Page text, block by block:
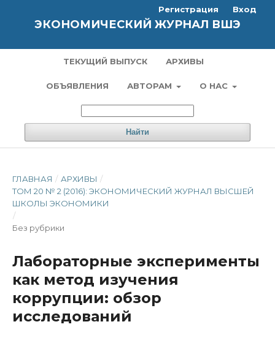
ЭКОНОМИЧЕСКИЙ ЖУРНАЛ ВШЭ
ТЕКУЩИЙ ВЫПУСК АРХИВЫ
ОБЪЯВЛЕНИЯ АВТОРАМ О НАС
Найти
Регистрация Вход
ГЛАВНАЯ / АРХИВЫ /
ТОМ 20 № 2 (2016): ЭКОНОМИЧЕСКИЙ ЖУРНАЛ ВЫСШЕЙ
ШКОЛЫ ЭКОНОМИКИ
/
Без рубрики
Лабораторные эксперименты
как метод изучения
коррупции: обзор
исследований